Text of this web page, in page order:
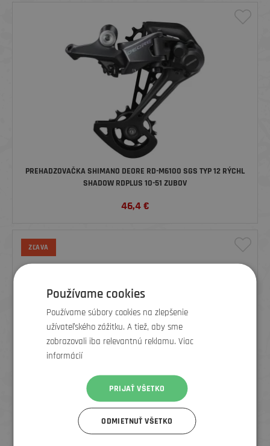
PREHADZOVAČKA SHIMANO DEORE RD-M6100 SGS TYP 12 RÝCHL
SHADOW RDPLUS 10-51 ZUBOV
46,4€
ZĽAVA
SHIMANO RADENIE XT SL-M8100 PRAVÁ 12 RÝCHL.
63,63 €52€
Používame cookies
Používame súbory cookies na zlepšenie
užívateľského zážitku. A tiež, aby sme
zobrazovali iba relevantnú reklamu. Viac
informácií
PRIJAŤ VŠETKO
ODMIETNUŤ VŠETKO